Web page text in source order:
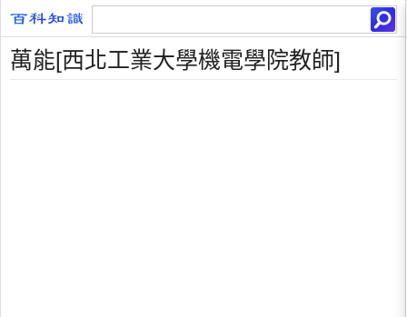
萬能[西北工業大學機電學院教師]